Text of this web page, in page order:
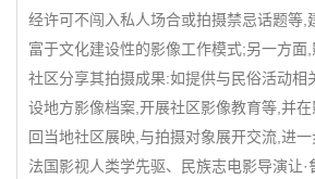
经许可不闯入私人场合或拍摄禁忌话题等,
富于文化建设性的影像工作模式;另一方面
社区分享其拍摄成果:如提供与民俗活动相
设地方影像档案,开展社区影像教育等,并
回当地社区展映,与拍摄对象展开交流,进
法国影视人类学先驱、民族志电影导演让·